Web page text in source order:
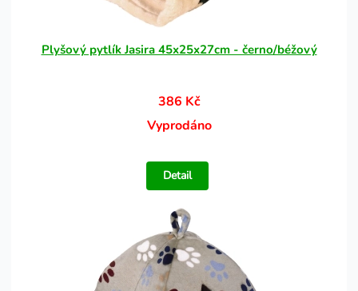
Plyšový pytlík Jasira 45x25x27cm - černo/béžový
386 Kč
Vyprodáno
Detail